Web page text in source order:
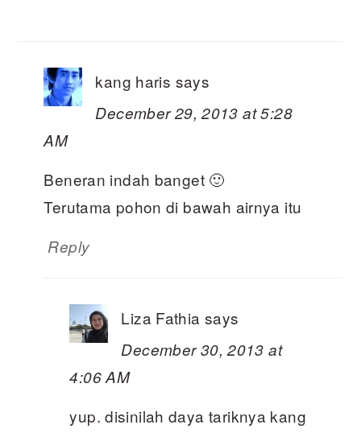
kang haris says
December 29, 2013 at 5:28
AM
Beneran indah banget 🙂
Terutama pohon di bawah airnya itu
Reply
Liza Fathia says
December 30, 2013 at
4:06 AM
yup. disinilah daya tariknya kang